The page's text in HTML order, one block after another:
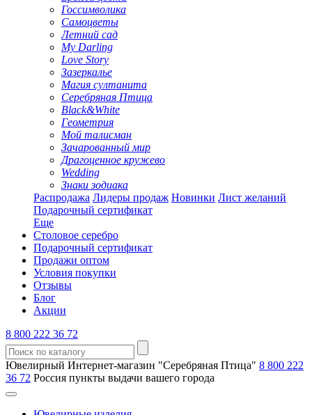
Госсимволика
Самоцветы
Летний сад
My Darling
Love Story
Зазеркалье
Магия султанита
Серебряная Птица
Black&White
Геометрия
Мой талисман
Зачарованный мир
Драгоценное кружево
Wedding
Знаки зодиака
Распродажа Лидеры продаж Новинки Лист желаний
Подарочный сертификат
Еще
Столовое серебро
Подарочный сертификат
Продажи оптом
Условия покупки
Отзывы
Блог
Акции
8 800 222 36 72
Ювелирный Интернет-магазин "Серебряная Птица" 8 800 222
36 72 Россия пункты выдачи вашего города